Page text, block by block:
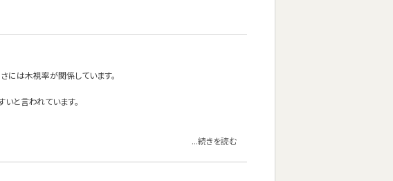
には木視率が関係しています。
と言われています。
...続きを読む